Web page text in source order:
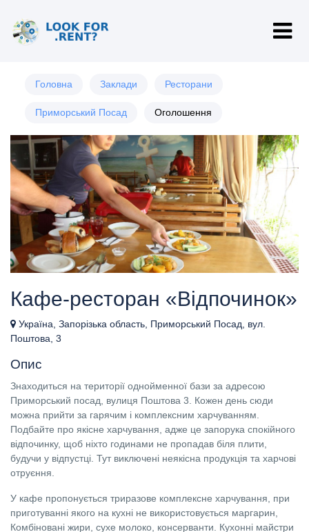
Головна Заклади Ресторани
Приморський Посад Оголошення
Кафе-ресторан «Відпочинок»
Україна, Запорізька область, Приморський Посад, вул.
Поштова, 3
Опис
Знаходиться на території однойменної бази за адресою
Приморський посад, вулиця Поштова 3. Кожен день сюди
можна прийти за гарячим і комплексним харчуванням.
Подбайте про якісне харчування, адже це запорука спокійного
відпочинку, щоб ніхто годинами не пропадав біля плити,
будучи у відпустці. Тут виключені неякісна продукція та харчові
отруєння.
У кафе пропонується триразове комплексне харчування, при
приготуванні якого на кухні не використовується маргарин,
Комбіновані жири, сухе молоко, консерванти. Кухонні майстри